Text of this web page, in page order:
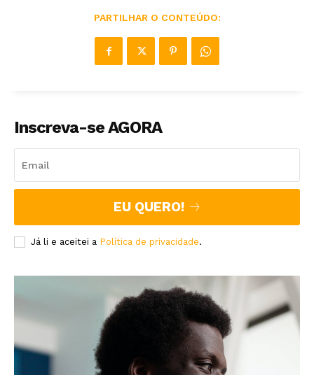
PARTILHAR O CONTEÚDO:
Inscreva-se AGORA
EU QUERO!
Já li e aceitei a Política de privacidade.